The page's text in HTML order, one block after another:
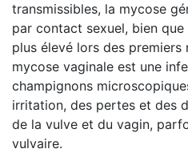
transmissibles, la mycose
par contact sexuel, bien
plus élevé lors des
mycose vaginale est une
champignons
irritation, des pertes et des
de la vulve et du vagin,
vulvaire.